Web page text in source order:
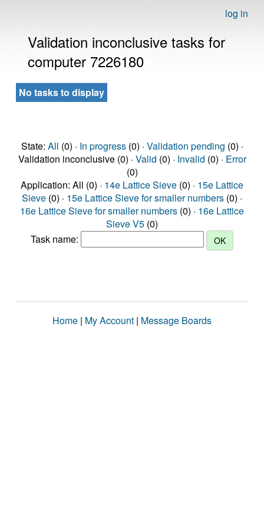
log in
Validation inconclusive tasks for
computer 7226180
No tasks to display
State: All (0) · In progress(0) · Validation pending (0) ·
Validation inconclusive (0) · Valid (0) · Invalid (0) · Error
(0)
Application: All (0) · 14e Lattice Sieve (0) · 15e Lattice
Sieve (0) · 15e Lattice Sieve for smaller numbers (0) ·
16e Lattice Sieve for smaller numbers (0) · 16e Lattice
Sieve V5 (0)
Task name:
Home | My Account | Message Boards